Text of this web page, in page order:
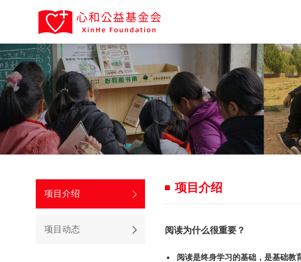
项目介绍
项目动态
项目介绍
阅读为什么很重要？
阅读是终身学习的基础，是基础教